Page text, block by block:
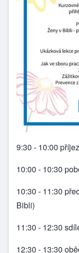
9:30 - 10:00
10:00 - 10:30
10:30 - 11:30
Bibli)
11:30 - 12:30
12:30 - 13:30